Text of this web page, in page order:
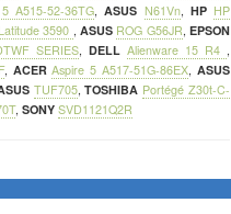
A515-52-36TG,ASUS N61Vn, HP HP
3590 , ASUS ROG G56JR,EPSON
SERIES, DELL Alienware 15 R4 ,
, ACER Aspire 5 A517-51G-86EX, ASUS
TUF705,TOSHIBA Portégé Z30t-C-
, SONY SVD1121Q2R